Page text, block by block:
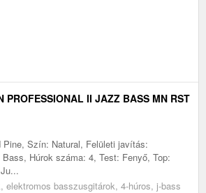
PROFESSIONAL II JAZZ BASS MN RST
Szín: Natural, Felületi javítás:
Húrok száma: 4, Test: Fenyő, Top:
elektromos basszusgitárok, 4-húros, j-bass